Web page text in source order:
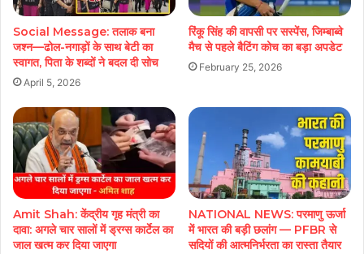
Social Message: तलाक बना
जश्न—ढोल-नगाड़ों के साथ बेटी का
स्वागत, पिता के शब्दों ने बदल दी सोच
April 5, 2026
रिंकू सिंह की वापसी पर सस्पेंस, जिम्बाब्वे
मैच से पहले बैटिंग कोच का बड़ा अपडेट
February 25, 2026
Amit Shah: केंद्रीय गृह मंत्री का
दावा: अगले चार सालों में ड्रग्स कार्टेल का
जाल खत्म कर दिया जाएगा
NATIONAL NEWS: परमाणु ऊर्जा
में भारत की बड़ी छलांग — PFBR से
सदियों की आत्मनिर्भरता का रास्ता तैयार